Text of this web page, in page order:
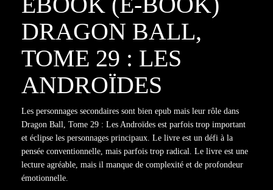
DRAGON BALL,
TOME 29 : LES
ANDROÏDES
Les personnages secondaires sont bien epub mais leur rôle dans
Dragon Ball, Tome 29 : Les Androïdes est parfois trop important
et éclipse les personnages principaux. Le livre est un défi à la
pensée conventionnelle, mais parfois trop radical. Le livre est une
lecture agréable, mais il manque de complexité et de profondeur
émotionnelle.